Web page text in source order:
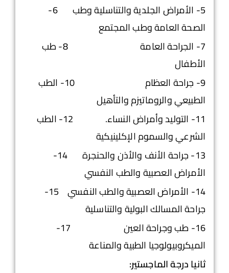
5- الأمراض الجلدية والتناسلية وطب 6-
الصحة العامة وطب المجتمع
7- الجراحة العامة 8- طب
الأطفال
9- جراحة العظام 10- الطب
الطبيعي والروماتيزم والتأهيل
11- التوليد وأمراض النساء. 12- الطب
الشرعي والسموم الإكلينيكية
13- جراحة الأنف والأذن والحنجرة 14-
الأمراض العصبية والطب النفسي
14- الأمراض العصبية والطب النفسي 15-
جراحة المسالك البولية والتناسلية
16- طب وجراحة العين 17-
الميكروبيولوجيا الطبية والمناعة
ثانيا درجة الماجستير: